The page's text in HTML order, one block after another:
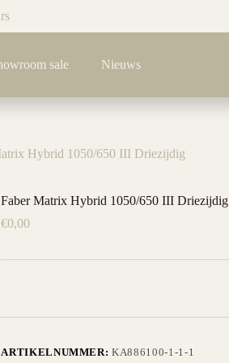
sale Nieuws
Hybrid 1050/650 III Driezijdig
Faber Matrix Hybrid 1050/650 III Driezijdig
€0,00
ARTIKELNUMMER:KA886100-1-1-1